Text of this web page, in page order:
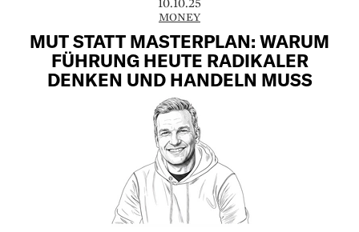
MONEY
MUT STATT MASTERPLAN: WARUM
FÜHRUNG HEUTE RADIKALER
DENKEN UND HANDELN MUSS